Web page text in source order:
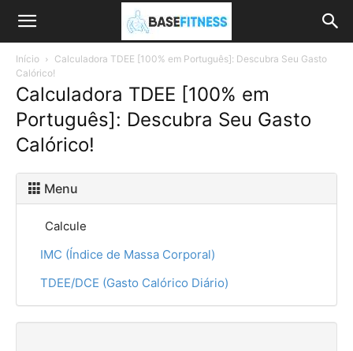
Início
Calculadora TDEE [100% em Português]: Descubra Seu Gasto
Calórico!
Calculadora TDEE [100% em
Português]: Descubra Seu Gasto
Calórico!
Menu
Calcule
IMC (Índice de Massa Corporal)
TDEE/DCE (Gasto Calórico Diário)